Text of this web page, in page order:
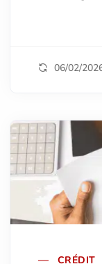
06/02/
CRÉDIT